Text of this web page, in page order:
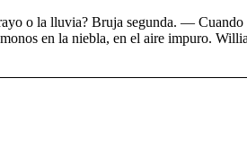
o la lluvia? Bruja segunda. —
en la niebla, en el aire impuro.